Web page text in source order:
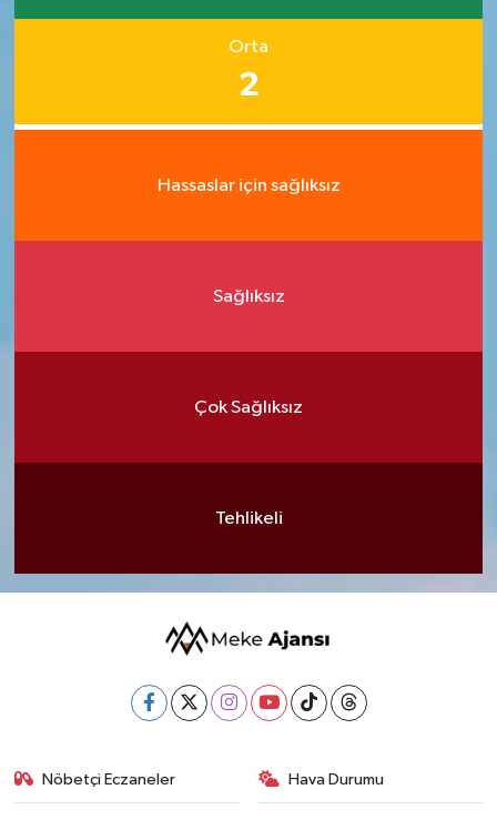
Orta
2
Hassaslar için sağlıksız
Sağlıksız
Çok Sağlıksız
Tehlikeli
Nöbetçi Eczaneler Hava Durumu